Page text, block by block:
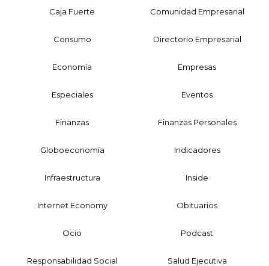
Caja Fuerte Comunidad Empresarial
Consumo Directorio Empresarial
Economía Empresas
Especiales Eventos
Finanzas Finanzas Personales
Globoeconomía Indicadores
Infraestructura Inside
Internet Economy Obituarios
Ocio Podcast
Responsabilidad Social Salud Ejecutiva